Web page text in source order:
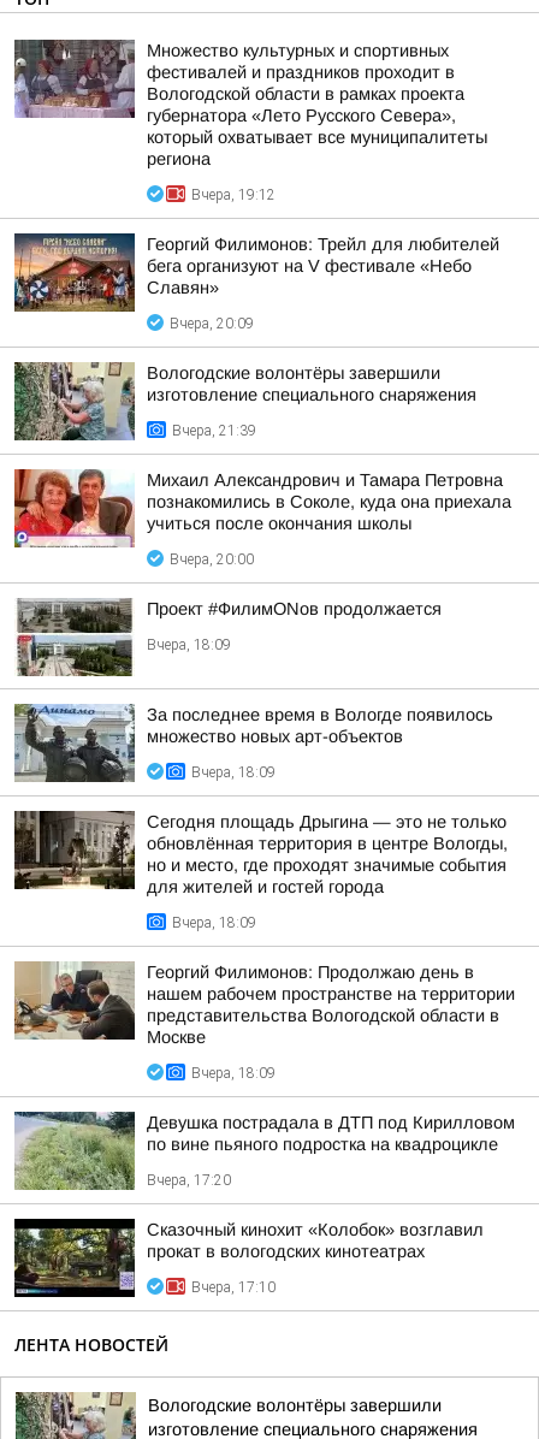
Множество культурных и спортивных
фестивалей и праздников проходит в
Вологодской области в рамках проекта
губернатора «Лето Русского Севера»,
который охватывает все муниципалитеты
региона
Вчера, 19:12
Георгий Филимонов: Трейл для любителей
бега организуют на V фестивале «Небо
Славян»
Вчера, 20:09
Вологодские волонтёры завершили
изготовление специального снаряжения
Вчера, 21:39
Михаил Александрович и Тамара Петровна
познакомились в Соколе, куда она приехала
учиться после окончания школы
Вчера, 20:00
Проект #ФилимONов продолжается
Вчера, 18:09
За последнее время в Вологде появилось
множество новых арт-объектов
Вчера, 18:09
Сегодня площадь Дрыгина — это не только
обновлённая территория в центре Вологды,
но и место, где проходят значимые события
для жителей и гостей города
Вчера, 18:09
Георгий Филимонов: Продолжаю день в
нашем рабочем пространстве на территории
представительства Вологодской области в
Москве
Вчера, 18:09
Девушка пострадала в ДТП под Кирилловом
по вине пьяного подростка на квадроцикле
Вчера, 17:20
Сказочный кинохит «Колобок» возглавил
прокат в вологодских кинотеатрах
Вчера, 17:10
ЛЕНТА НОВОСТЕЙ
Вологодские волонтёры завершили
изготовление специального снаряжения